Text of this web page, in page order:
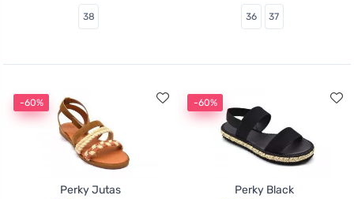
38 36 37
-60%
Perky Jutas
-60%
Perky Black